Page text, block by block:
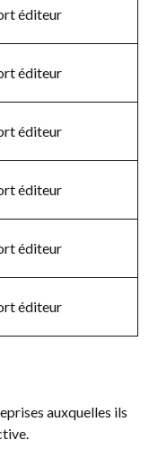
éditeur
éditeur
éditeur
éditeur
éditeur
éditeur
auxquelles ils